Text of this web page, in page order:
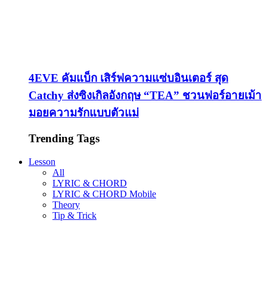
4EVE คัมแบ็ก เสิร์ฟความแซ่บอินเตอร์ สุด
Catchy ส่งซิงเกิลอังกฤษ “TEA” ชวนฟอร์อายเม้า
มอยความรักแบบตัวแม่
Trending Tags
Lesson
All
LYRIC & CHORD
LYRIC & CHORD Mobile
Theory
Tip & Trick